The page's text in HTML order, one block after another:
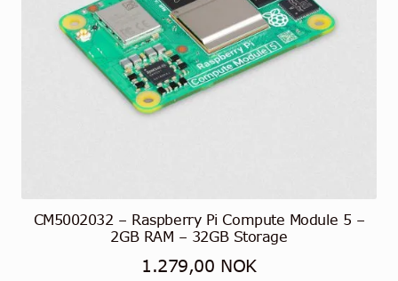
CM5002032 – Raspberry Pi Compute Module 5 –
2GB RAM – 32GB Storage
1.279,00 NOK